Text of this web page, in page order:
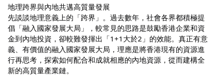
地理跨界與內地共邁高質量發展
先談談地理意義上的「跨界」。過去數年，社會各界都積極提
倡「融入國家發展大局」，較常見的思路是鼓勵香港企業和資
金到內地投資，卻較難發揮出「1+1大於2」的效能。真正有意
義、有價值的融入國家發展大局，理應是將香港現有的資源進
行再思考，探索如何配合和成就相應的內地資源，從而建構全
新的高質量產業鏈。